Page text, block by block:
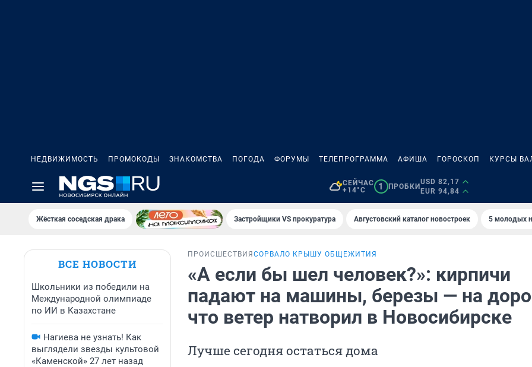
НЕДВИЖИМОСТЬ ПРОМОКОДЫ ЗНАКОМСТВА ПОГОДА ФОРУМЫ ТЕЛЕПРОГРАММА АФИША ГОРОСКОП КУРСЫ
СЕЙЧАС
+14°C
1 ПРОБКИ
USD 82,17
EUR 94,84
Жёсткая соседская драка Застройщики VS прокуратура Августовский каталог новостроек 5 молодых
ВСЕ НОВОСТИ
Школьники из победили на
Международной олимпиаде
по ИИ в Казахстане
Нагиева не узнать! Как
выглядели звезды культовой
«Каменской» 27 лет назад
ПРОИСШЕСТВИЯ СОРВАЛО КРЫШУ ОБЩЕЖИТИЯ
«А если бы шел человек?»: кирпичи
падают на машины, березы — на
что ветер натворил в Новосибирске
Лучше сегодня остаться дома